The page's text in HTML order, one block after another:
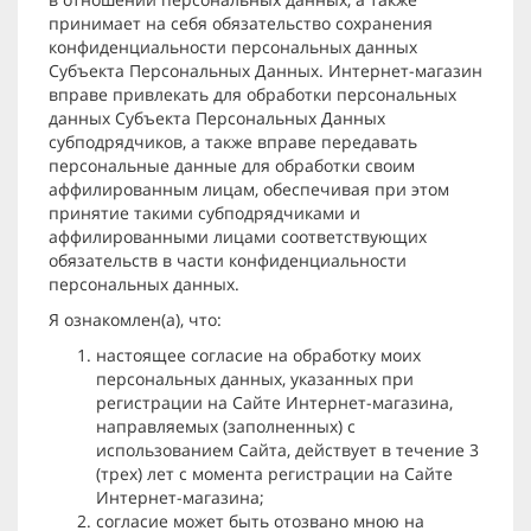
принимает на себя обязательство сохранения
конфиденциальности персональных данных
Субъекта Персональных Данных. Интернет-магазин
вправе привлекать для обработки персональных
данных Субъекта Персональных Данных
субподрядчиков, а также вправе передавать
персональные данные для обработки своим
аффилированным лицам, обеспечивая при этом
принятие такими субподрядчиками и
аффилированными лицами соответствующих
обязательств в части конфиденциальности
персональных данных.
Я ознакомлен(а), что:
настоящее согласие на обработку моих
персональных данных, указанных при
регистрации на Сайте Интернет-магазина,
направляемых (заполненных) с
использованием Cайта, действует в течение 3
(трех) лет с момента регистрации на Cайте
Интернет-магазина;
согласие может быть отозвано мною на